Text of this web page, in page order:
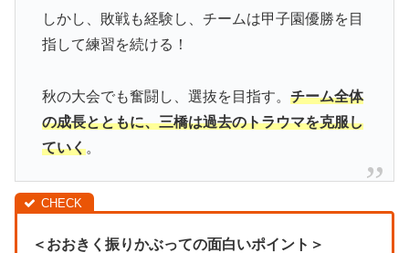
しかし、敗戦も経験し、チームは甲子園優勝を目
指して練習を続ける！
秋の大会でも奮闘し、選抜を目指す。 チーム全体
の成長とともに、三橋は過去のトラウマを克服し
ていく。
＜おおきく振りかぶっての面白いポイント＞